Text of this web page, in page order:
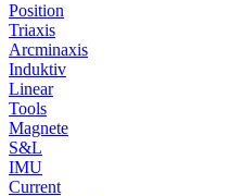
Position
Triaxis
Arcminaxis
Induktiv
Linear
Tools
Magnete
S&L
IMU
Current